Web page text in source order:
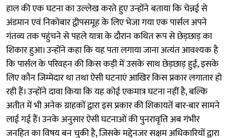
हाल की एक घटना का उल्लेख करते हुए उन्होंने बताया कि चेन्नई से
अंडमान एवं निकोबार द्वीपसमूह के लिए भेजा गया एक पार्सल अपने
गंतव्य तक पहुंचने से पहले यात्रा के दौरान कथित रूप से छेड़छाड़ का
शिकार हुआ। उन्होंने कहा कि यह पता लगाया जाना अत्यंत आवश्यक है
कि पार्सल के परिवहन की किस कड़ी में उसके साथ छेड़छाड़ हुई, इसके
लिए कौन जिम्मेदार था तथा ऐसी घटनाएं आखिर किस प्रकार लगातार हो
रही हैं। उन्होंने दावा किया कि यह कोई एकमात्र घटना नहीं है, बल्कि
अतीत में भी अनेक ग्राहकों द्वारा इस प्रकार की शिकायतें बार-बार सामने
लाई गई हैं। उनके अनुसार ऐसी घटनाओं की पुनरावृत्ति अब गंभीर
जनहित का विषय बन चुकी है, जिसके मद्देनजर सक्षम अधिकारियों द्वारा